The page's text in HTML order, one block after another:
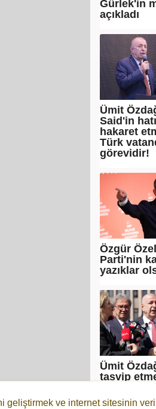
Gürlek'in
açıkladı
Ümit
Said'in
hakaret
Türk
görevidir!
Özgür
Parti'nin
yazıklar
Ümit
tasvip
değildir!
geliştirmek ve internet sitesinin